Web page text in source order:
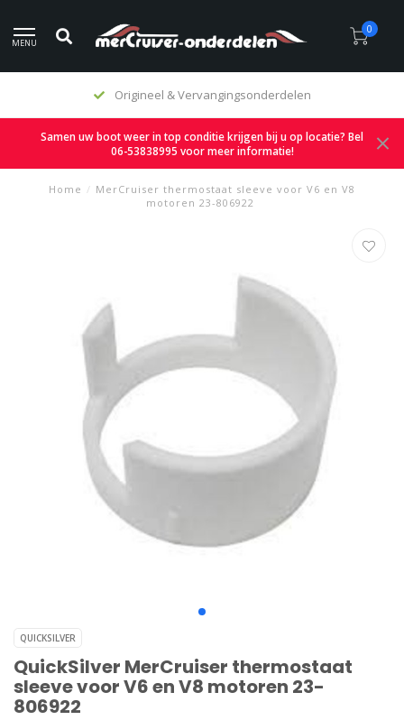
MENU
0
Origineel & Vervangingsonderdelen
Samen uw boot weer in top conditie krijgen bij u op locatie? Bel
06-53838995 voor meer informatie!
Home / MerCruiser thermostaat sleeve voor V6 en V8
motoren 23-806922
QUICKSILVER
QuickSilver MerCruiser thermostaat
sleeve voor V6 en V8 motoren 23-
806922